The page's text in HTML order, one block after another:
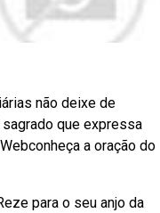
não deixe de
sagrado que expressa
a oração do
para o seu anjo da